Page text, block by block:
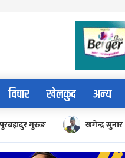
विचार खेलकुद अन्य
पुरबहादुर गुरुङ खगेन्द्र सुनार